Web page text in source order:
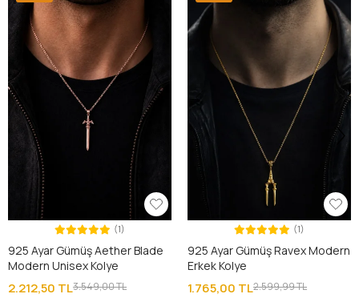
(1)
925 Ayar Gümüş Aether Blade
Modern Unisex Kolye
2.212,50 TL3.549,00 TL
(1)
925 Ayar Gümüş Ravex Modern
Erkek Kolye
1.765,00 TL2.599,99 TL